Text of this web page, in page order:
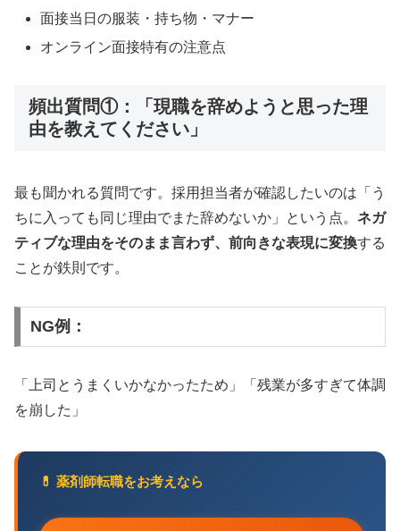
面接当日の服装・持ち物・マナー
オンライン面接特有の注意点
頻出質問①：「現職を辞めようと思った理
由を教えてください」
最も聞かれる質問です。採用担当者が確認したいのは「う
ちに入っても同じ理由でまた辞めないか」という点。 ネガ
ティブな理由をそのまま言わず、前向きな表現に変換する
ことが鉄則です。
NG例：
「上司とうまくいかなかったため」「残業が多すぎて体調
を崩した」
💊 薬剤師転職をお考えなら